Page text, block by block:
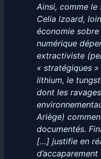
Ainsi, comme le
Celia lzoard,
économie
numérique
extractiviste
« stratégiques
lithium, le
dont les
Ariège)
documentés.
[…] justifie en